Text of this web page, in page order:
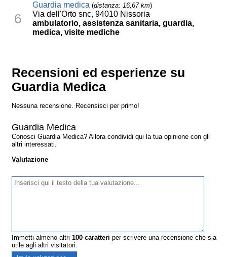
6
Guardia medica (distanza: 16,67 km)
Via dell'Orto snc, 94010 Nissoria
ambulatorio, assistenza sanitaria, guardia,
medica, visite mediche
Recensioni ed esperienze su
Guardia Medica
Nessuna recensione. Recensisci per primo!
Guardia Medica
Conosci Guardia Medica? Allora condividi qui la tua opinione con gli
altri interessati.
Valutazione
Immetti almeno altri100 caratteri per scrivere una recensione che sia
utile agli altri visitatori.